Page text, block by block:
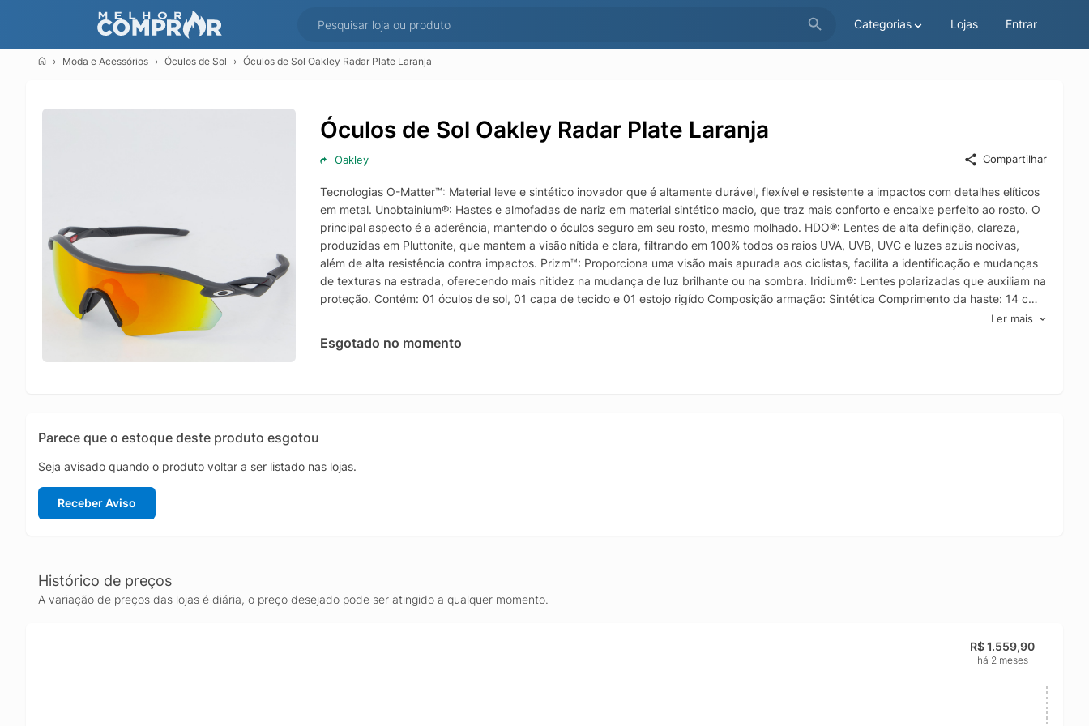
Categorias Lojas Entrar
Moda e Acessórios Óculos de Sol Óculos de Sol Oakley Radar Plate Laranja
Óculos de Sol Oakley Radar Plate Laranja
Oakley Compartilhar
Tecnologias O-Matter™: Material leve e sintético inovador que é altamente durável, flexível e resistente a impactos com detalhes elíticos
em metal. Unobtainium®: Hastes e almofadas de nariz em material sintético macio, que traz mais conforto e encaixe perfeito ao rosto. O
principal aspecto é a aderência, mantendo o óculos seguro em seu rosto, mesmo molhado. HDO®: Lentes de alta definição, clareza,
produzidas em Pluttonite, que mantem a visão nítida e clara, filtrando em 100% todos os raios UVA, UVB, UVC e luzes azuis nocivas,
além de alta resistência contra impactos. Prizm™: Proporciona uma visão mais apurada aos ciclistas, facilita a identificação e mudanças
de texturas na estrada, oferecendo mais nitidez na mudança de luz brilhante ou na sombra. Iridium®: Lentes polarizadas que auxiliam na
proteção. Contém: 01 óculos de sol, 01 capa de tecido e 01 estojo rigído Composição armação: Sintética Comprimento da haste: 14 cm
Origem: Importada Gênero: Unissex Tamanho único
Ler mais
Esgotado no momento
Parece que o estoque deste produto esgotou
Seja avisado quando o produto voltar a ser listado nas lojas.
Receber Aviso
Histórico de preços
A variação de preços das lojas é diária, o preço desejado pode ser atingido a qualquer momento.
R$ 1.559,90
há 2 meses